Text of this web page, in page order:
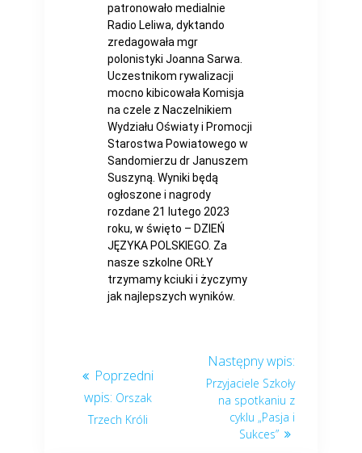
patronowało medialnie
Radio Leliwa, dyktando
zredagowała mgr
polonistyki Joanna Sarwa.
Uczestnikom rywalizacji
mocno kibicowała Komisja
na czele z Naczelnikiem
Wydziału Oświaty i Promocji
Starostwa Powiatowego w
Sandomierzu dr Januszem
Suszyną. Wyniki będą
ogłoszone i nagrody
rozdane 21 lutego 2023
roku, w święto – DZIEŃ
JĘZYKA POLSKIEGO. Za
nasze szkolne ORŁY
trzymamy kciuki i życzymy
jak najlepszych wyników.
Orszak
Trzech Króli
Przyjaciele Szkoły
na spotkaniu z
cyklu „Pasja i
Sukces”